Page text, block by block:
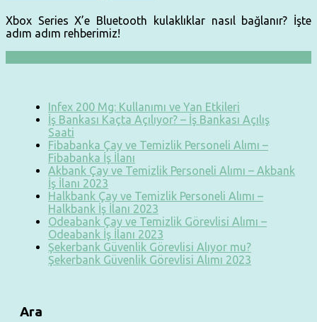
Xbox Series X’e Bluetooth kulaklıklar nasıl bağlanır? İşte
adım adım rehberimiz!
Infex 200 Mg: Kullanımı ve Yan Etkileri
İş Bankası Kaçta Açılıyor? – İş Bankası Açılış
Saati
Fibabanka Çay ve Temizlik Personeli Alımı –
Fibabanka İş İlanı
Akbank Çay ve Temizlik Personeli Alımı – Akbank
İş İlanı 2023
Halkbank Çay ve Temizlik Personeli Alımı –
Halkbank İş İlanı 2023
Odeabank Çay ve Temizlik Görevlisi Alımı –
Odeabank İş İlanı 2023
Şekerbank Güvenlik Görevlisi Alıyor mu?
Şekerbank Güvenlik Görevlisi Alımı 2023
Ara